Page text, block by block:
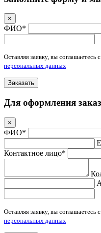
×
ФИО*
Оставляя заявку, вы соглашаетесь с
персональных данных
Заказать
Для оформления
×
ФИО*
Контактное лицо*
Оставляя заявку, вы соглашаетесь с
персональных данных